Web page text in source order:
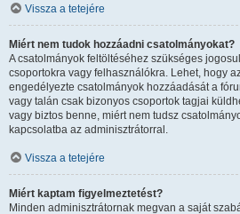
Vissza a tetejére
Miért nem tudok hozzáadni csatolmányokat?
A csatolmányok feltöltéséhez szükséges
csoportokra vagy felhasználókra. Lehet, hogy
engedélyezte csatolmányok hozzáadását a
vagy talán csak bizonyos csoportok tagjai
vagy biztos benne, miért nem tudsz
kapcsolatba az adminisztrátorral.
Vissza a tetejére
Miért kaptam figyelmeztetést?
Minden adminisztrátornak megvan a saját